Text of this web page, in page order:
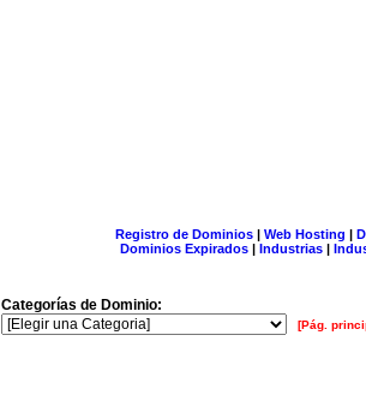
Registro de Dominios| Web Hosting |
Dominios Expirados | Industrias |
Categorías de Dominio:
[Pág.